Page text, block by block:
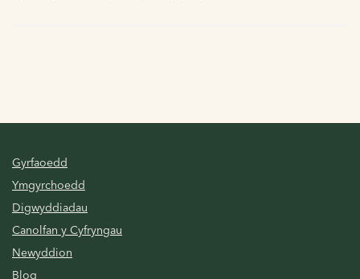
Gyrfaoedd
Ymgyrchoedd
Digwyddiadau
Canolfan y Cyfryngau
Newyddion
Blog